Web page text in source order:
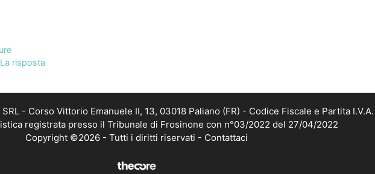
risposta
- Corso Vittorio Emanuele II, 13, 03018 Paliano (FR) - Codice Fiscale e Partita
registrata presso il Tribunale di Frosinone con n°03/2022 del 27/04/2022
Copyright ©2026 - Tutti i diritti riservati - Contattaci